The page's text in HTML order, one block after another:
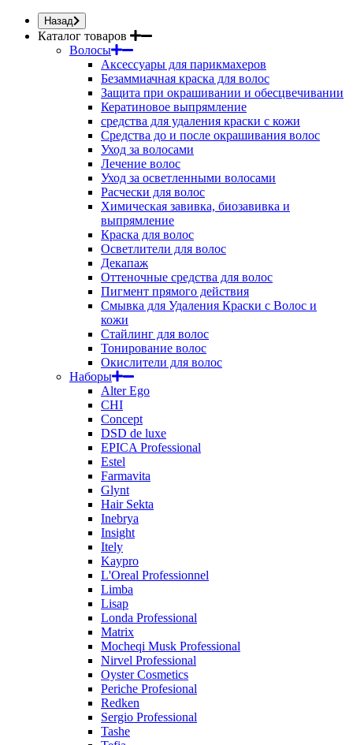
Назад
Каталог товаров
Волосы
Аксессуары для парикмахеров
Безаммиачная краска для волос
Защита при окрашивании и обесцвечивании
Кератиновое выпрямление
средства для удаления краски с кожи
Средства до и после окрашивания волос
Уход за волосами
Лечение волос
Уход за осветленными волосами
Расчески для волос
Химическая завивка, биозавивка и
выпрямление
Краска для волос
Осветлители для волос
Декапаж
Оттеночные средства для волос
Пигмент прямого действия
Смывка для Удаления Краски с Волос и
кожи
Стайлинг для волос
Тонирование волос
Окислители для волос
Наборы
Alter Ego
CHI
Concept
DSD de luxe
EPICA Professional
Estel
Farmavita
Glynt
Hair Sekta
Inebrya
Insight
Itely
Kaypro
L'Oreal Professionnel
Limba
Lisap
Londa Professional
Matrix
Mocheqi Musk Professional
Nirvel Professional
Oyster Cosmetics
Periche Profesional
Redken
Sergio Professional
Tashe